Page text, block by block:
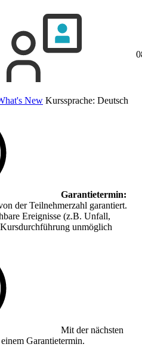
New Kurssprache: Deutsch
Garantietermin:
der Teilnehmerzahl garantiert.
Ereignisse (z.B. Unfall,
unmöglich
Mit der nächsten
Garantietermin.